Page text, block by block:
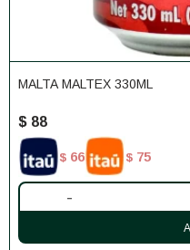
MALTA MALTEX 330ML
$ 88
$ 66 $ 75
-